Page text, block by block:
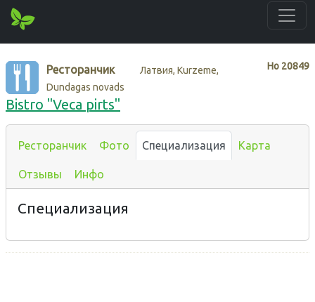
Нo 20849
Ресторанчик
Латвия, Kurzeme,
Dundagas novads
Bistro "Veca pirts"
Ресторанчик Фото Специализация Карта
Отзывы Инфо
Специализация